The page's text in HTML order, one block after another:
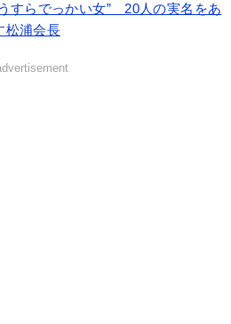
すらでっかい女” 20人の実名をあ
松浦会長